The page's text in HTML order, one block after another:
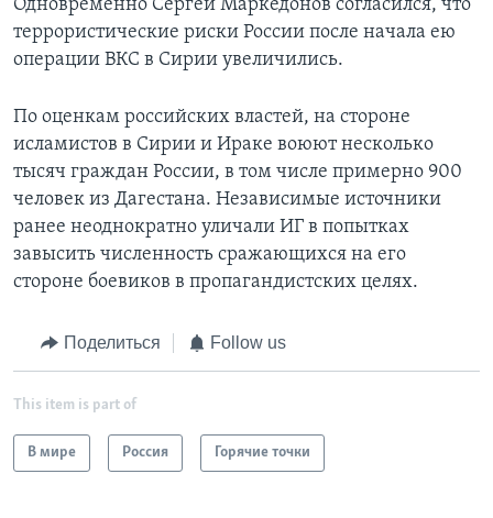
Одновременно Сергей Маркедонов согласился, что
террористические риски России после начала ею
операции ВКС в Сирии увеличились.
По оценкам российских властей, на стороне
исламистов в Сирии и Ираке воюют несколько
тысяч граждан России, в том числе примерно 900
человек из Дагестана. Независимые источники
ранее неоднократно уличали ИГ в попытках
завысить численность сражающихся на его
стороне боевиков в пропагандистских целях.
Поделиться Follow us
This item is part of
В мире Россия Горячие точки